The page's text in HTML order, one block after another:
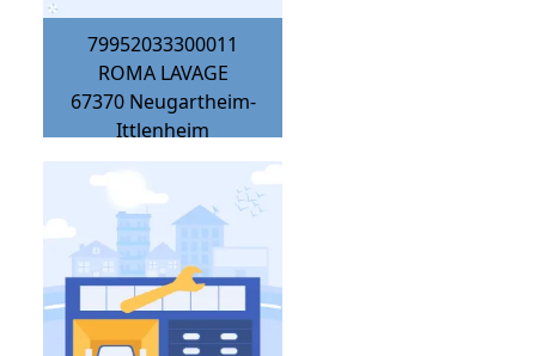
79952033300011
ROMA LAVAGE
67370 Neugartheim-
Ittlenheim